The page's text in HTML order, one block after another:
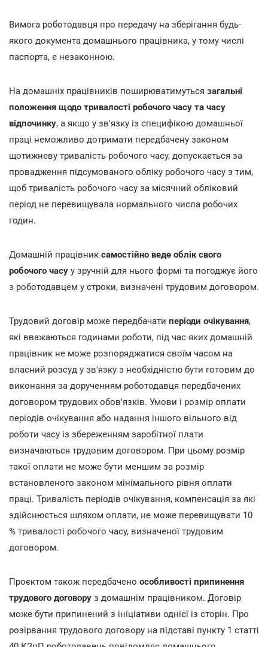
Вимога роботодавця про передачу на зберігання будь-
якого документа домашнього працівника, у тому числі
паспорта, є незаконною.
На домашніх працівників поширюватимуться загальні
положення щодо тривалості робочого часу та часу
відпочинку, а якщо у зв'язку із специфікою домашньої
праці неможливо дотримати передбачену законом
щотижневу тривалість робочого часу, допускається за
провадження підсумованого обліку робочого часу з тим,
щоб тривалість робочого часу за місячний обліковий
період не перевищувала нормального числа робочих
годин.
Домашній працівник самостійно веде облік свого
робочого часу у зручній для нього формі та погоджує його
з роботодавцем у строки, визначені трудовим договором.
Трудовий договір може передбачати періоди очікування,
які вважаються годинами роботи, під час яких домашній
працівник не може розпоряджатися своїм часом на
власний розсуд у зв'язку з необхідністю бути готовим до
виконання за дорученням роботодавця передбачених
договором трудових обов'язків. Умови і розмір оплати
періодів очікування або надання іншого вільного від
роботи часу із збереженням заробітної плати
визначаються трудовим договором. При цьому розмір
такої оплати не може бути меншим за розмір
встановленого законом мінімального рівня оплати
праці. Тривалість періодів очікування, компенсація за які
здійснюється шляхом оплати, не може перевищувати 10
% тривалості робочого часу, визначеної трудовим
договором.
Проєктом також передбачено особливості припинення
трудового договору з домашнім працівником. Договір
може бути припинений з ініціативи однієї із сторін. Про
розірвання трудового договору на підставі пункту 1 статті